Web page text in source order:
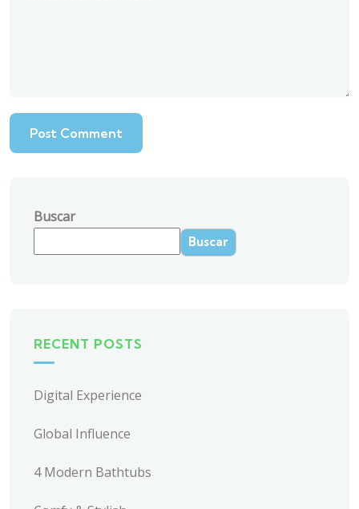
Buscar
Buscar
RECENT POSTS
Digital Experience
Global Influence
4 Modern Bathtubs